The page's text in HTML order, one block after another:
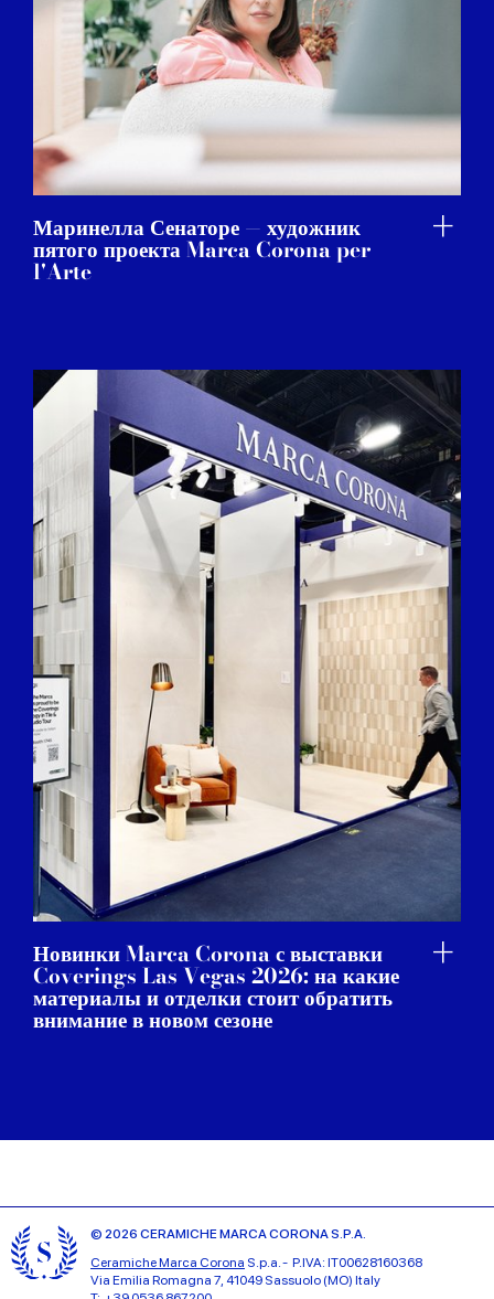
Маринелла Сенаторе — художник
пятого проекта Marca Corona per
l'Arte
Новинки Marca Corona с выставки
Coverings Las Vegas 2026: на какие
материалы и отделки стоит обратить
внимание в новом сезоне
© 2026 CERAMICHE MARCA CORONA S.P.A.
Ceramiche Marca Corona S.p.a. - P.IVA: IT00628160368
Via Emilia Romagna 7, 41049 Sassuolo (MO) Italy